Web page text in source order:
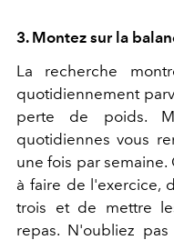
3. Montez sur la
La recherche
quotidiennement
perte de poids.
quotidiennes vous
une fois par
à faire de l'exercice,
trois et de mettre
repas. N'oubliez